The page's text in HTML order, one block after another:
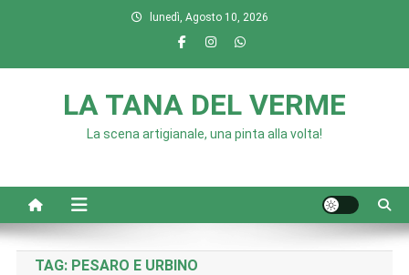
lunedì, Agosto 10, 2026
LA TANA DEL VERME
La scena artigianale, una pinta alla volta!
TAG: PESARO E URBINO